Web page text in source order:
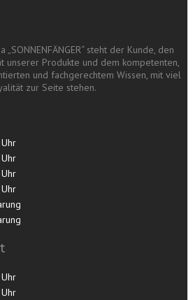
steht der Kunde, den
unserer Produkte und dem kompetenten,
und fachgerechtem Wissen, mit viel
zur Seite stehen.